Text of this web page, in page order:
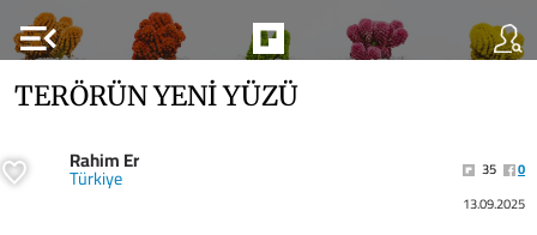
menu_open
TERÖRÜN YENİ YÜZÜ
Rahim Er
Türkiye 35
0
13.09.2025